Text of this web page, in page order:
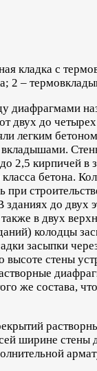
кладка с
2 –
диафрагмами
двух до
легким
2,5 кирпичей в
бетона.
при
зданиях до двух
в двух
колодцы
засыпки
высоте стены
же состава,
ширине стены